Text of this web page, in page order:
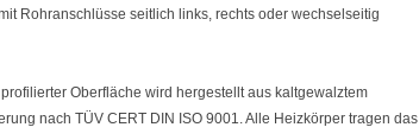
Rohranschlüsse seitlich links, rechts oder wechselseitig
Oberfläche wird hergestellt aus kaltgewalztem
nach TÜV CERT DIN ISO 9001. Alle Heizkörper tragen das